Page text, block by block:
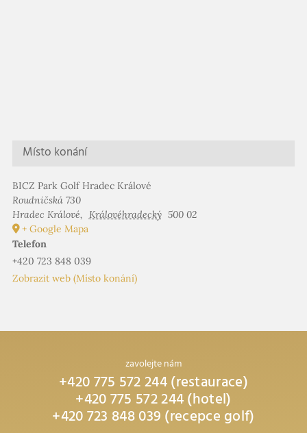
Místo konání
BICZ Park Golf Hradec Králové
Roudničská 730
Hradec Králové, Královéhradecký 500 02
+ Google Mapa
Telefon
+420 723 848 039
Zobrazit web (Místo konání)
zavolejte nám
+420 775 572 244 (restaurace)
+420 775 572 244 (hotel)
+420 723 848 039 (recepce golf)